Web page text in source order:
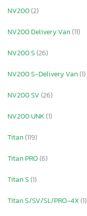
NV200(2)
NV200 Delivery Van(11)
NV200 S(26)
NV200 S-Delivery Van(1)
NV200 SV(26)
NV200 UNK(1)
Titan(119)
Titan PRO(6)
Titan S(1)
Titan S/SV/SL/PRO-4X(1)